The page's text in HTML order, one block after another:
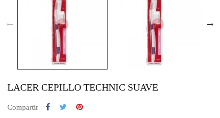
LACER CEPILLO TECHNIC SUAVE
Compartir